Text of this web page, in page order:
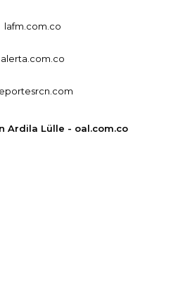
lafm.com.co
alerta.com.co
Ardila Lülle - oal.com.co